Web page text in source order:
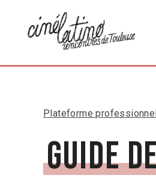
Plateforme
Guide